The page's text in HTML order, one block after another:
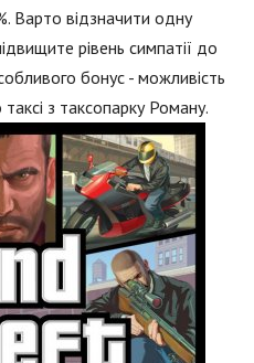
Варто відзначити одну
рівень симпатії до
бонус - можливість
з таксопарку Роману.